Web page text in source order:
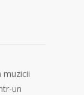
muzicii
un